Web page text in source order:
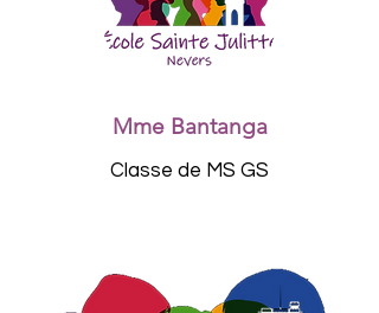
Mme Bantanga
Classe de MS GS